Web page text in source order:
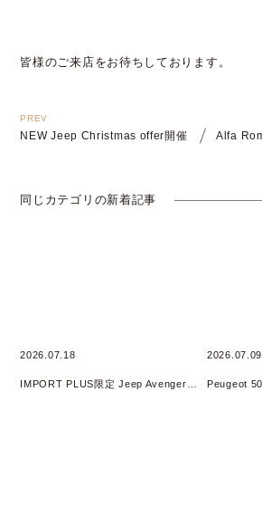
皆様のご来店をお待ちしております。
NEW Jeep Christmas offer開催
同じカテゴリの新着記事
2026.07.18 2026.07.09